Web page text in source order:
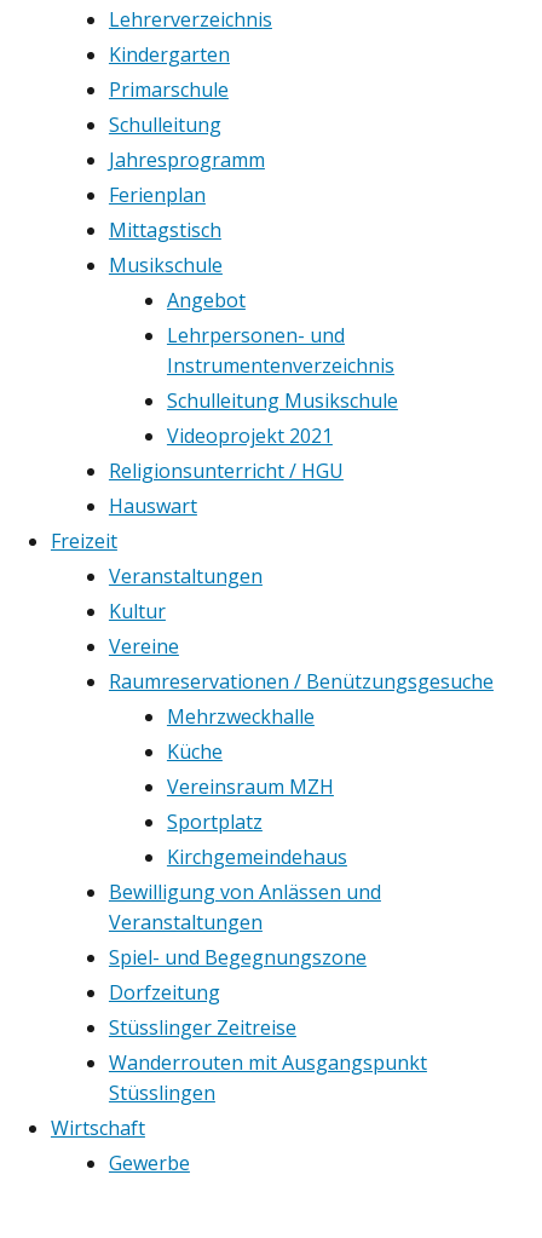
Lehrerverzeichnis
Kindergarten
Primarschule
Schulleitung
Jahresprogramm
Ferienplan
Mittagstisch
Musikschule
Angebot
Lehrpersonen- und
Instrumentenverzeichnis
Schulleitung Musikschule
Videoprojekt 2021
Religionsunterricht / HGU
Hauswart
Freizeit
Veranstaltungen
Kultur
Vereine
Raumreservationen / Benützungsgesuche
Mehrzweckhalle
Küche
Vereinsraum MZH
Sportplatz
Kirchgemeindehaus
Bewilligung von Anlässen und
Veranstaltungen
Spiel- und Begegnungszone
Dorfzeitung
Stüsslinger Zeitreise
Wanderrouten mit Ausgangspunkt
Stüsslingen
Wirtschaft
Gewerbe